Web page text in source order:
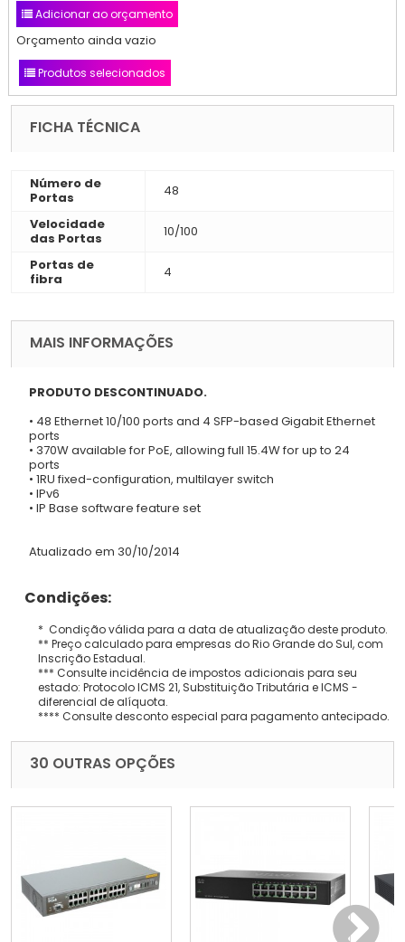
Adicionar ao orçamento
Orçamento ainda vazio
Produtos selecionados
FICHA TÉCNICA
Número de
Portas
48
Velocidade
das Portas
10/100
Portas de
fibra
4
MAIS INFORMAÇÕES
PRODUTO DESCONTINUADO.
• 48 Ethernet 10/100 ports and 4 SFP-based Gigabit Ethernet
ports
• 370W available for PoE, allowing full 15.4W for up to 24
ports
• 1RU fixed-configuration, multilayer switch
• IPv6
• IP Base software feature set
Atualizado em 30/10/2014
Condições:
* Condição válida para a data de atualização deste produto.
** Preço calculado para empresas do Rio Grande do Sul, com
Inscrição Estadual.
*** Consulte incidência de impostos adicionais para seu
estado: Protocolo ICMS 21, Substituição Tributária e ICMS -
diferencial de alíquota.
**** Consulte desconto especial para pagamento antecipado.
30 OUTRAS OPÇÕES